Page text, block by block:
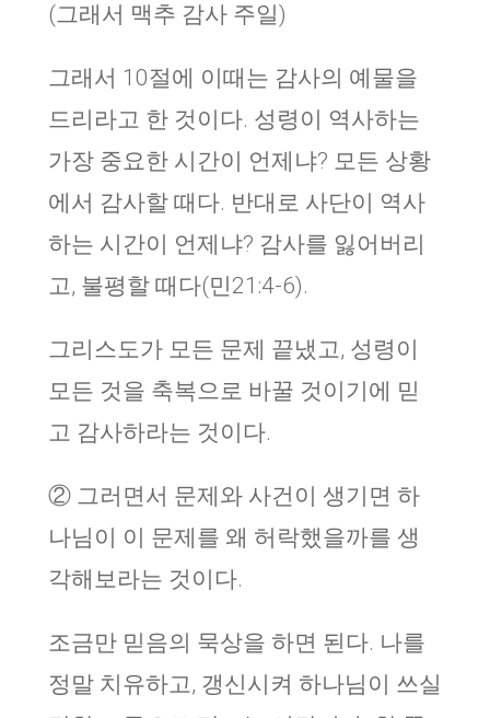
(그래서 맥추 감사 주일)
그래서 10절에 이때는 감사의 예물을
드리라고 한 것이다. 성령이 역사하는
가장 중요한 시간이 언제냐? 모든 상황
에서 감사할 때다. 반대로 사단이 역사
하는 시간이 언제냐? 감사를 잃어버리
고, 불평할 때다(민21:4-6).
그리스도가 모든 문제 끝냈고, 성령이
모든 것을 축복으로 바꿀 것이기에 믿
고 감사하라는 것이다.
② 그러면서 문제와 사건이 생기면 하
나님이 이 문제를 왜 허락했을까를 생
각해보라는 것이다.
조금만 믿음의 묵상을 하면 된다. 나를
정말 치유하고, 갱신시켜 하나님이 쓰실